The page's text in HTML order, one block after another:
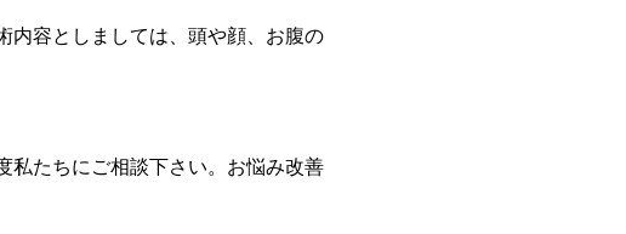
内容としましては、頭や顔、お腹の
私たちにご相談下さい。お悩み改善